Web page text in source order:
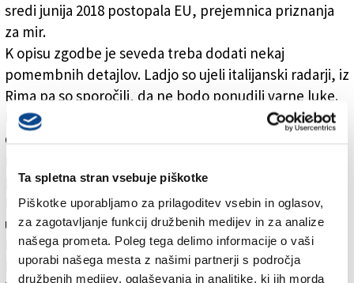
Ta spletna stran vsebuje piškotke
Piškotke uporabljamo za prilagoditev vsebin in oglasov,
za zagotavljanje funkcij družbenih medijev in za analize
našega prometa. Poleg tega delimo informacije o vaši
uporabi našega mesta z našimi partnerji s področja
družbenih medijev, oglaševanja in analitike, ki jih morda
sredi junija 2018 postopala EU, prejemnica priznanja
za mir.
K opisu zgodbe je seveda treba dodati nekaj
pomembnih detajlov. Ladjo so ujeli italijanski radarji, iz
Rima pa so sporočili, da ne bodo ponudili varne luke.
Naj to naredi Malta. Otoška državica pa je odgovorila,
da se nje to ne tiče. Zato je plovilo krenilo proti tisoč
priplula v par urah.
EU bi morala ukrepati, če je vredna besed v
utemeljitvi k Nobelovi nagradi. Okarati bi morala tiste,
ki so načelo človečanstva podredili izgovarjanju. Kajti
ko nekomu ne pomagaš iz življenjske nevarnosti, ni